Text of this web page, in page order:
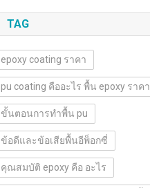
TAG
epoxy coating ราคา
pu coating คืออะไร พื้น epoxy ราคา
ขั้นตอนการทำพื้น pu
ข้อดีและข้อเสียพื้นอีพ็อกซี่
คุณสมบัติ epoxy คือ อะไร